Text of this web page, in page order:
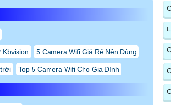
Kbvision 5 Camera Wifi Giá Rẻ Nên Dùng
Top 5 Camera Wifi Cho Gia Đình